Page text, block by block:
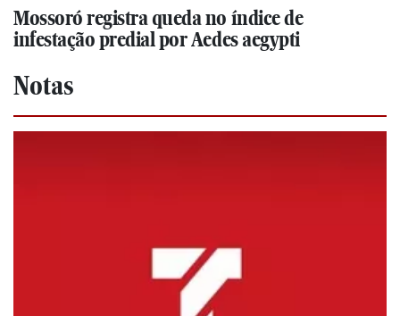
Mossoró registra queda no índice de
infestação predial por Aedes aegypti
Notas